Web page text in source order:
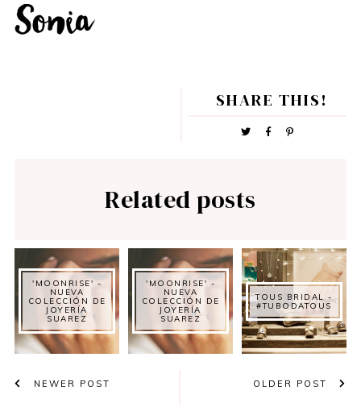
SHARE THIS!
Related posts
'MOONRISE' -
NUEVA
COLECCIÓN DE
JOYERÍA
SUAREZ
'MOONRISE' -
NUEVA
COLECCIÓN DE
JOYERÍA
SUAREZ
TOUS BRIDAL -
#TUBODATOUS
NEWER POST OLDER POST